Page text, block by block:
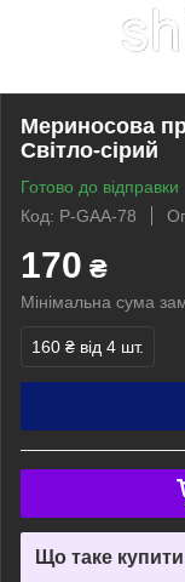
Мериносова
Світло-сірий
Готово до відправки
Код: P-GAA-78
170 ₴
Мінімальна сума
160 ₴ від 4 шт.
Що таке